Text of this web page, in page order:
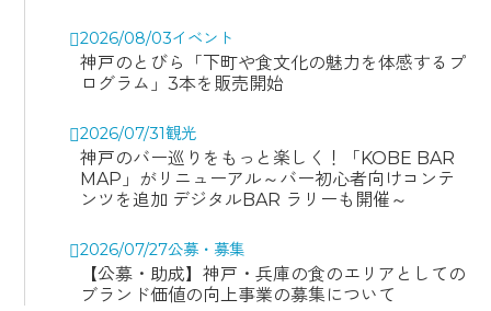
2026/08/03イベント
神戸のとびら「下町や食文化の魅力を体感するプ
ログラム」3本を販売開始
2026/07/31観光
神戸のバー巡りをもっと楽しく！「KOBE BAR
MAP」がリニューアル～バー初心者向けコンテ
ンツを追加 デジタルBAR ラリーも開催～
2026/07/27公募・募集
【公募・助成】神戸・兵庫の食のエリアとしての
ブランド価値の向上事業の募集について